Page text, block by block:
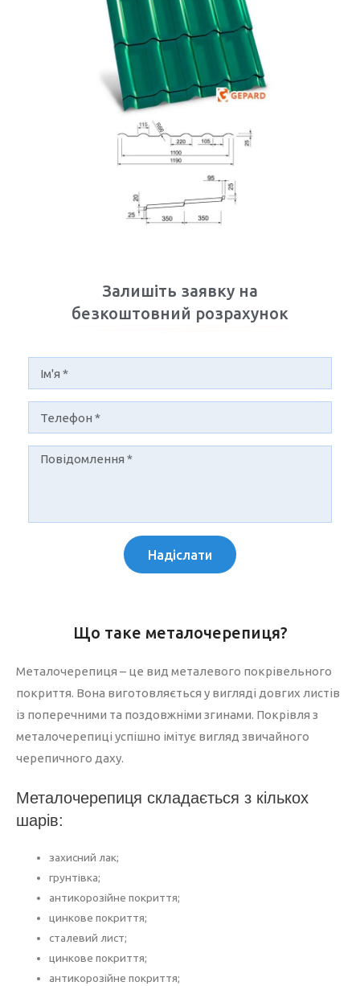
Дюна міні
Докладніше
Залишіть заявку на
безкоштовний розрахунок
Надіслати
Що таке металочерепиця?
Металочерепиця – це вид металевого покрівельного
покриття. Вона виготовляється у вигляді довгих листів
із поперечними та поздовжніми згинами. Покрівля з
металочерепиці успішно імітує вигляд звичайного
черепичного даху.
Металочерепиця складається з кількох
шарів:
захисний лак;
грунтівка;
антикорозійне покриття;
цинкове покриття;
сталевий лист;
цинкове покриття;
антикорозійне покриття;